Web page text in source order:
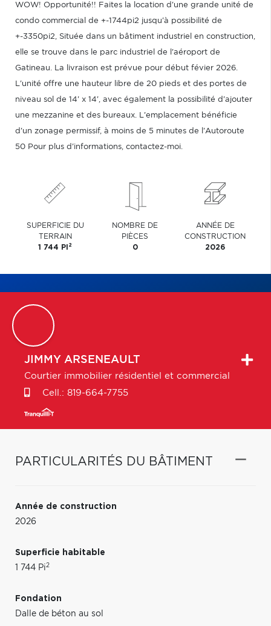
WOW! Opportunité!! Faites la location d'une grande unité de
condo commercial de +-1744pi2 jusqu'à possibilité de
+-3350pi2, Située dans un bâtiment industriel en construction,
elle se trouve dans le parc industriel de l'aéroport de
Gatineau. La livraison est prévue pour début févier 2026.
L'unité offre une hauteur libre de 20 pieds et des portes de
niveau sol de 14' x 14', avec également la possibilité d'ajouter
une mezzanine et des bureaux. L'emplacement bénéficie
d'un zonage permissif, à moins de 5 minutes de l'Autoroute
50 Pour plus d'informations, contactez-moi.
SUPERFICIE DU
TERRAIN
1 744 PI 2
NOMBRE DE
PIÈCES
0
ANNÉE DE
CONSTRUCTION
2026
JIMMY ARSENEAULT
Courtier immobilier résidentiel et commercial
Cell.: 819-664-7755
PARTICULARITÉS DU BÂTIMENT
Année de construction
2026
Superficie habitable
1 744 Pi2
Fondation
Dalle de béton au sol